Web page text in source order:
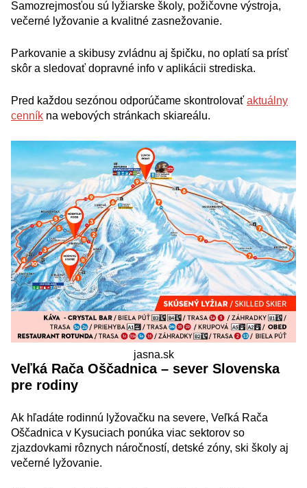
Samozrejmosťou sú lyžiarske školy, požičovne výstroja,
večerné lyžovanie a kvalitné zasnežovanie.
Parkovanie a skibusy zvládnu aj špičku, no oplatí sa prísť
skôr a sledovať dopravné info v aplikácii strediska.
Pred každou sezónou odporúčame skontrolovať aktuálny
cenník na webových stránkach skiareálu.
jasna.sk
Veľká Rača Oščadnica – sever Slovenska
pre rodiny
Ak hľadáte rodinnú lyžovačku na severe, Veľká Rača
Oščadnica v Kysuciach ponúka viac sektorov so
zjazdovkami rôznych náročností, detské zóny, ski školy aj
večerné lyžovanie.